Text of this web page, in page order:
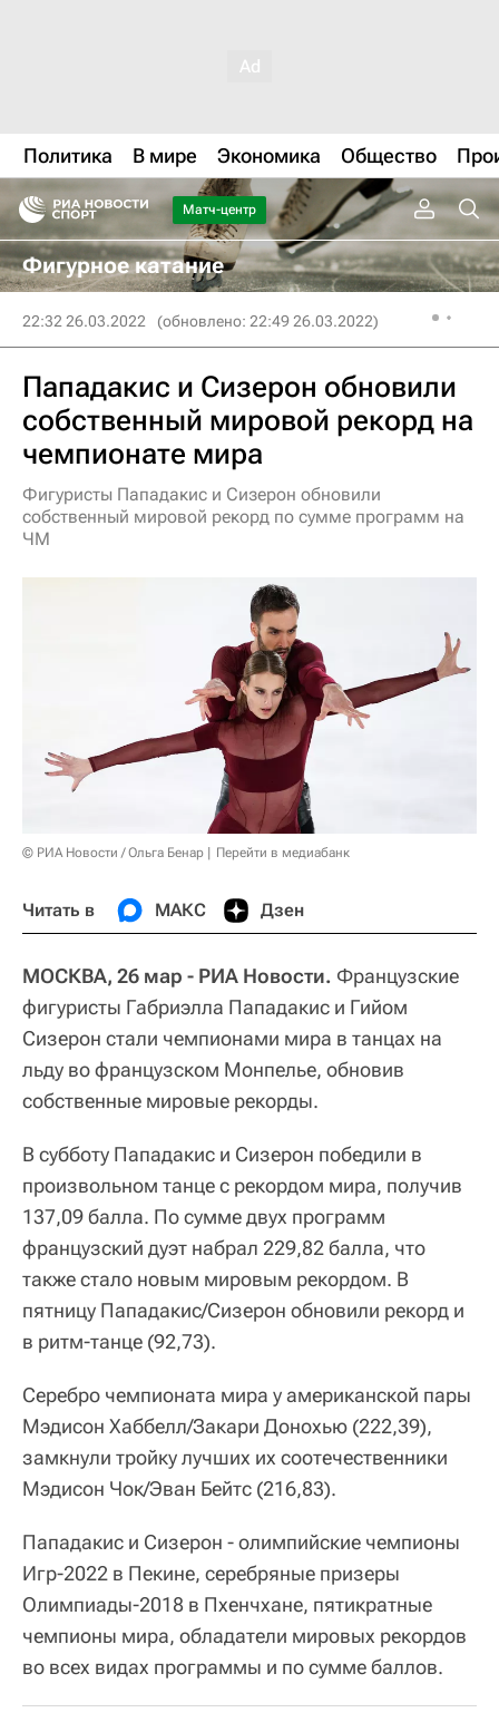
Политика В мире Экономика Общество
Матч-центр
Фигурное катание
22:32 26.03.2022 (обновлено: 22:49 26.03.2022)
Пападакис и Сизерон обновили
собственный мировой рекорд на
чемпионате мира
Фигуристы Пападакис и Сизерон обновили
собственный мировой рекорд по сумме программ на
ЧМ
© РИА Новости / Ольга Бенар Перейти в медиабанк
Читать в МАКС Дзен
МОСКВА, 26 мар - РИА Новости. Французские
фигуристы Габриэлла Пападакис и Гийом
Сизерон стали чемпионами мира в танцах на
льду во французском Монпелье, обновив
собственные мировые рекорды.
В субботу Пападакис и Сизерон победили в
произвольном танце с рекордом мира, получив
137,09 балла. По сумме двух программ
французский дуэт набрал 229,82 балла, что
также стало новым мировым рекордом. В
пятницу Пападакис/Сизерон обновили рекорд и
в ритм-танце (92,73).
Серебро чемпионата мира у американской пары
Мэдисон Хаббелл/Закари Донохью (222,39),
замкнули тройку лучших их соотечественники
Мэдисон Чок/Эван Бейтс (216,83).
Пападакис и Сизерон - олимпийские чемпионы
Игр-2022 в Пекине, серебряные призеры
Олимпиады-2018 в Пхенчхане, пятикратные
чемпионы мира, обладатели мировых рекордов
во всех видах программы и по сумме баллов.